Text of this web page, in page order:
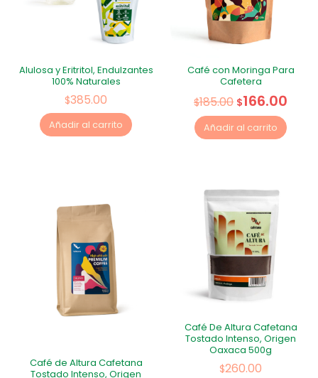
Alulosa y Eritritol, Endulzantes
100% Naturales
$385.00
Añadir al carrito
Café con Moringa Para
Cafetera
$185.00 $166.00
Añadir al carrito
Café de Altura Cafetana
Tostado Intenso, Origen
Café De Altura Cafetana
Tostado Intenso, Origen
Oaxaca 500g
$260.00